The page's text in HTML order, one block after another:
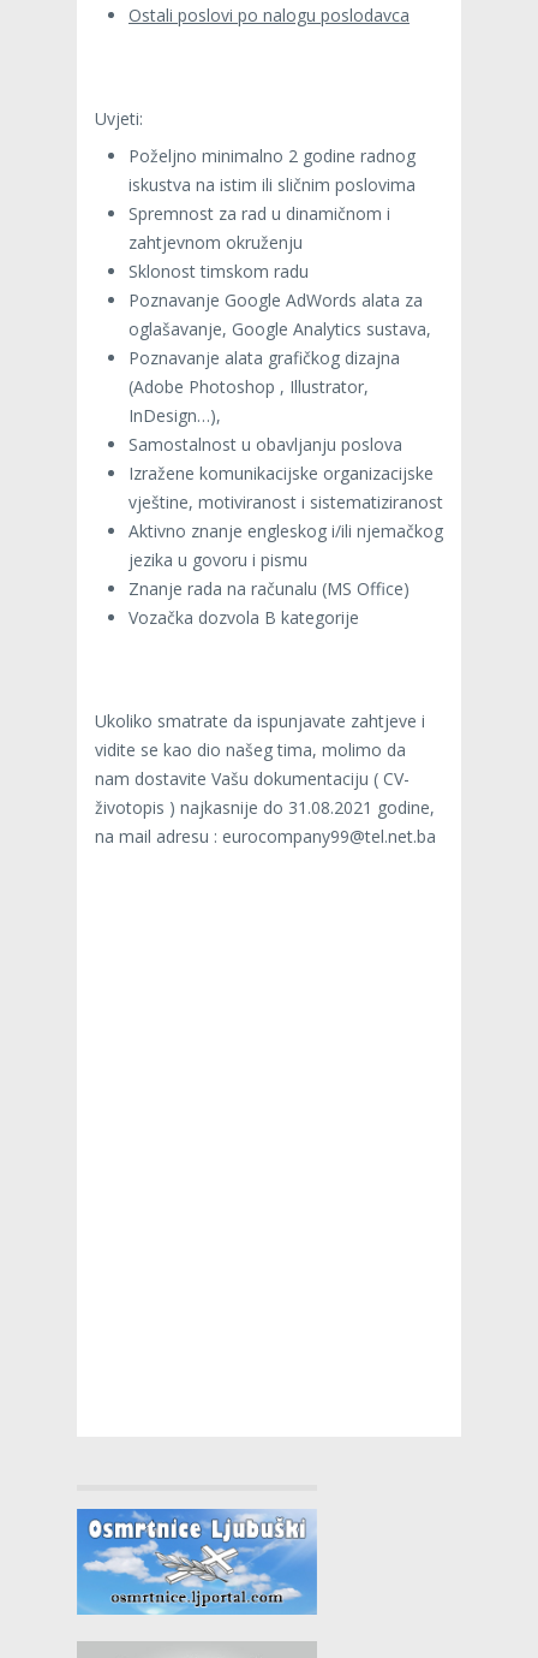
Ostali poslovi po nalogu poslodavca
Uvjeti:
Poželjno minimalno 2 godine radnog
iskustva na istim ili sličnim poslovima
Spremnost za rad u dinamičnom i
zahtjevnom okruženju
Sklonost timskom radu
Poznavanje Google AdWords alata za
oglašavanje, Google Analytics sustava,
Poznavanje alata grafičkog dizajna
(Adobe Photoshop , Illustrator,
InDesign…),
Samostalnost u obavljanju poslova
Izražene komunikacijske organizacijske
vještine, motiviranost i sistematiziranost
Aktivno znanje engleskog i/ili njemačkog
jezika u govoru i pismu
Znanje rada na računalu (MS Office)
Vozačka dozvola B kategorije
Ukoliko smatrate da ispunjavate zahtjeve i
vidite se kao dio našeg tima, molimo da
nam dostavite Vašu dokumentaciju ( CV-
životopis ) najkasnije do 31.08.2021 godine,
na mail adresu : eurocompany99@tel.net.ba